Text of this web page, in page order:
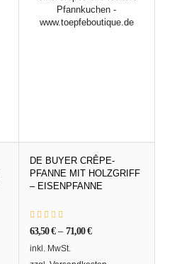
DE BUYER CRÊPE-
PFANNE MIT HOLZGRIFF
– EISENPFANNE
63,50€– 71,00€
inkl. MwSt.